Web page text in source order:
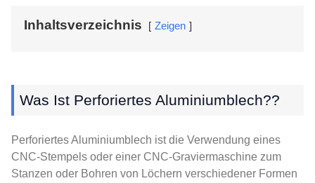
Inhaltsverzeichnis Zeigen
Was Ist Perforiertes Aluminiumblech??
Perforiertes Aluminiumblech ist die Verwendung eines
CNC-Stempels oder einer CNC-Graviermaschine zum
Stanzen oder Bohren von Löchern verschiedener Formen